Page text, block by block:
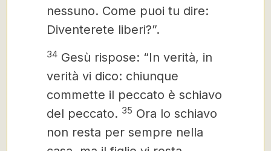
nessuno. Come puoi tu dire:
Diventerete liberi?”.
34 Gesù rispose: “In verità, in
verità vi dico: chiunque
commette il peccato è schiavo
del peccato. 35 Ora lo schiavo
non resta per sempre nella